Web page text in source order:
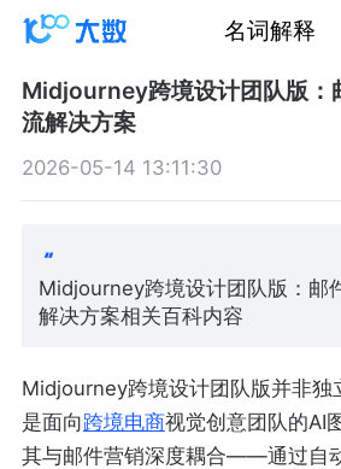
名词解释
Midjourney跨境设计团队版：
流解决方案
2026-05-14 13:11:30
Midjourney跨境设计团队版：邮
解决方案相关百科内容
Midjourney跨境设计团队版并非独
是面向跨境电商视觉创意团队的AI
其与邮件营销深度耦合——通过自